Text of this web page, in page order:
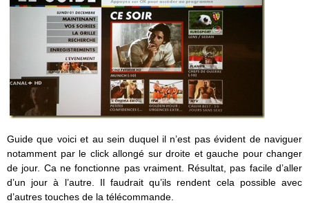
Guide que voici et au sein duquel il n’est pas évident de naviguer
notamment par le click allongé sur droite et gauche pour changer
de jour. Ca ne fonctionne pas vraiment. Résultat, pas facile d’aller
d’un jour à l’autre. Il faudrait qu’ils rendent cela possible avec
d’autres touches de la télécommande.